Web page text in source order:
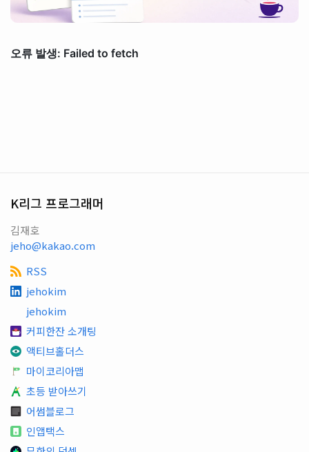
K리그 프로그래머
김재호
jeho@kakao.com
RSS
jehokim
jehokim
커피한잔 소개팅
액티브홀더스
마이코리아맵
초등 받아쓰기
어썸블로그
인앱택스